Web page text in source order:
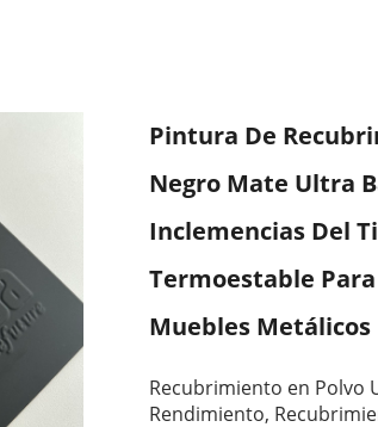
Pintura De
Negro Mate Ultra
Inclemencias Del
Termoestable
Muebles Metálicos
Recubrimiento en Polvo
Rendimiento,